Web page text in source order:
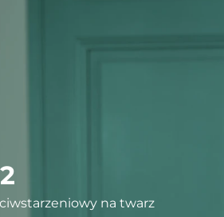
2
na twarz